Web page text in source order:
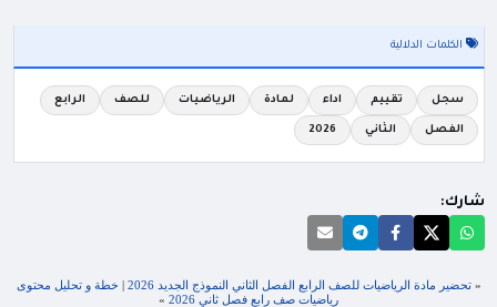
الكلمات الدلالية
سجل تقييم اداء لمادة الرياضيات للصف الرابع
الفصل الثاني 2026
شارك:
«تحضير مادة الرياضيات للصف الرابع الفصل الثاني النموذج الجديد 2026 | خطة و تحليل محتوى
رياضيات صف رابع فصل ثاني 2026
»